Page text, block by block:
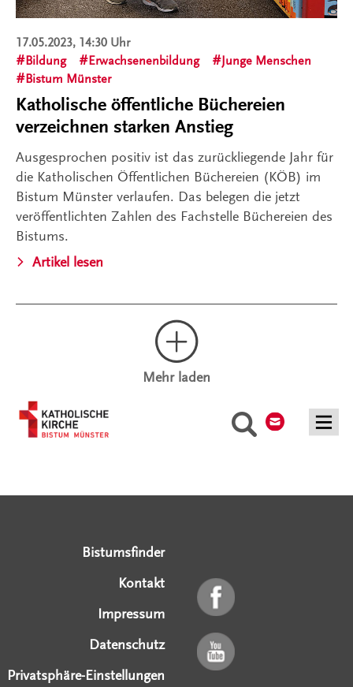
Suche
17.05.2023, 14:30 Uhr
Bildung
Erwachsenenbildung
Junge Menschen
Bistum Münster
Katholische öffentliche Büchereien
verzeichnen starken Anstieg
Ausgesprochen positiv ist das zurückliegende Jahr für
die Katholischen Öffentlichen Büchereien (KÖB) im
Bistum Münster verlaufen. Das belegen die jetzt
veröffentlichten Zahlen des Fachstelle Büchereien des
Bistums.
Artikel lesen
Mehr laden
Bistumsfinder
Kontakt
Impressum
Datenschutz
Privatsphäre-Einstellungen